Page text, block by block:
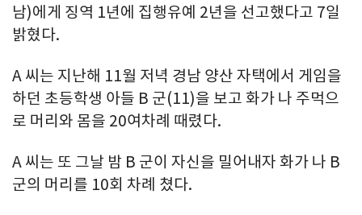
남)에게 징역 1년에 집행유예 2년을 선고했다고 7일
밝혔다.
A 씨는 지난해 11월 저녁 경남 양산 자택에서 게임을
하던 초등학생 아들 B 군(11)을 보고 화가 나 주먹으
로 머리와 몸을 20여차례 때렸다.
A 씨는 또 그날 밤 B 군이 자신을 밀어내자 화가 나 B
군의 머리를 10회 차례 쳤다.